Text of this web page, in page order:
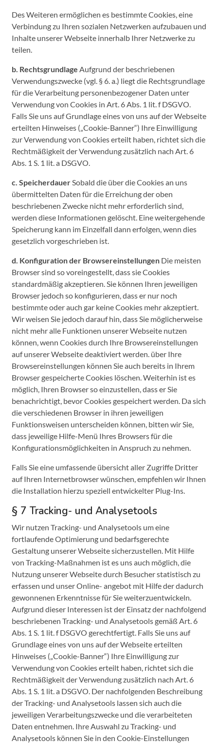
Des Weiteren ermöglichen es bestimmte Cookies, eine
Verbindung zu Ihren sozialen Netzwerken aufzubauen und
Inhalte unserer Webseite innerhalb Ihrer Netzwerke zu
teilen.
b. Rechtsgrundlage Aufgrund der beschriebenen
Verwendungszwecke (vgl. § 6. a.) liegt die Rechtsgrundlage
für die Verarbeitung personenbezogener Daten unter
Verwendung von Cookies in Art. 6 Abs. 1 lit. f DSGVO.
Falls Sie uns auf Grundlage eines von uns auf der Webseite
erteilten Hinweises („Cookie-Banner“) Ihre Einwilligung
zur Verwendung von Cookies erteilt haben, richtet sich die
Rechtmäßigkeit der Verwendung zusätzlich nach Art. 6
Abs. 1 S. 1 lit. a DSGVO.
c. SpeicherdauerSobald die über die Cookies an uns
übermittelten Daten für die Erreichung der oben
beschriebenen Zwecke nicht mehr erforderlich sind,
werden diese Informationen gelöscht. Eine weitergehende
Speicherung kann im Einzelfall dann erfolgen, wenn dies
gesetzlich vorgeschrieben ist.
d. Konfiguration der Browsereinstellungen Die meisten
Browser sind so voreingestellt, dass sie Cookies
standardmäßig akzeptieren. Sie können Ihren jeweiligen
Browser jedoch so konfigurieren, dass er nur noch
bestimmte oder auch gar keine Cookies mehr akzeptiert.
Wir weisen Sie jedoch darauf hin, dass Sie möglicherweise
nicht mehr alle Funktionen unserer Webseite nutzen
können, wenn Cookies durch Ihre Browsereinstellungen
auf unserer Webseite deaktiviert werden. über Ihre
Browsereinstellungen können Sie auch bereits in Ihrem
Browser gespeicherte Cookies löschen. Weiterhin ist es
möglich, Ihren Browser so einzustellen, dass er Sie
benachrichtigt, bevor Cookies gespeichert werden. Da sich
die verschiedenen Browser in ihren jeweiligen
Funktionsweisen unterscheiden können, bitten wir Sie,
dass jeweilige Hilfe-Menü Ihres Browsers für die
Konfigurationsmöglichkeiten in Anspruch zu nehmen.
Falls Sie eine umfassende übersicht aller Zugriffe Dritter
auf Ihren Internetbrowser wünschen, empfehlen wir Ihnen
die Installation hierzu speziell entwickelter Plug-Ins.
§ 7 Tracking- und Analysetools
Wir nutzen Tracking- und Analysetools um eine
fortlaufende Optimierung und bedarfsgerechte
Gestaltung unserer Webseite sicherzustellen. Mit Hilfe
von Tracking-Maßnahmen ist es uns auch möglich, die
Nutzung unserer Webseite durch Besucher statistisch zu
erfassen und unser Online- angebot mit Hilfe der dadurch
gewonnenen Erkenntnisse für Sie weiterzuentwickeln.
Aufgrund dieser Interessen ist der Einsatz der nachfolgend
beschriebenen Tracking- und Analysetools gemäß Art. 6
Abs. 1 S. 1 lit. f DSGVO gerechtfertigt. Falls Sie uns auf
Grundlage eines von uns auf der Webseite erteilten
Hinweises („Cookie-Banner“) Ihre Einwilligung zur
Verwendung von Cookies erteilt haben, richtet sich die
Rechtmäßigkeit der Verwendung zusätzlich nach Art. 6
Abs. 1 S. 1 lit. a DSGVO. Der nachfolgenden Beschreibung
der Tracking- und Analysetools lassen sich auch die
jeweiligen Verarbeitungszwecke und die verarbeiteten
Daten entnehmen. Ihre Auswahl zu Tracking- und
Analysetools können Sie in den Cookie-Einstellungen